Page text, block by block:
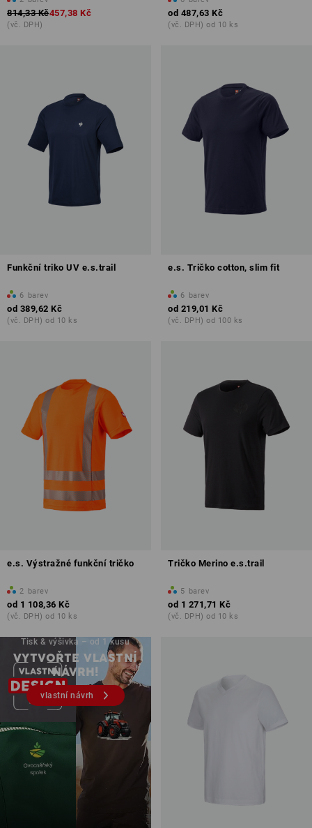
814,33 Kč457,38 Kč
(vč. DPH)
od 487,63 Kč
(vč. DPH) od 10 ks
Funkční triko UV e.s.trail
6 barev
od 389,62 Kč
(vč. DPH) od 10 ks
e.s. Tričko cotton, slim fit
6 barev
od 219,01 Kč
(vč. DPH) od 100 ks
e.s. Výstražné funkční tričko
2 barev
od 1 108,36 Kč
(vč. DPH) od 10 ks
Tričko Merino e.s.trail
5 barev
od 1 271,71 Kč
(vč. DPH) od 10 ks
Tisk & výšivka – od 1 kusu
VYTVOŘTE VLASTNÍ
NÁVRH!
vlastní návrh